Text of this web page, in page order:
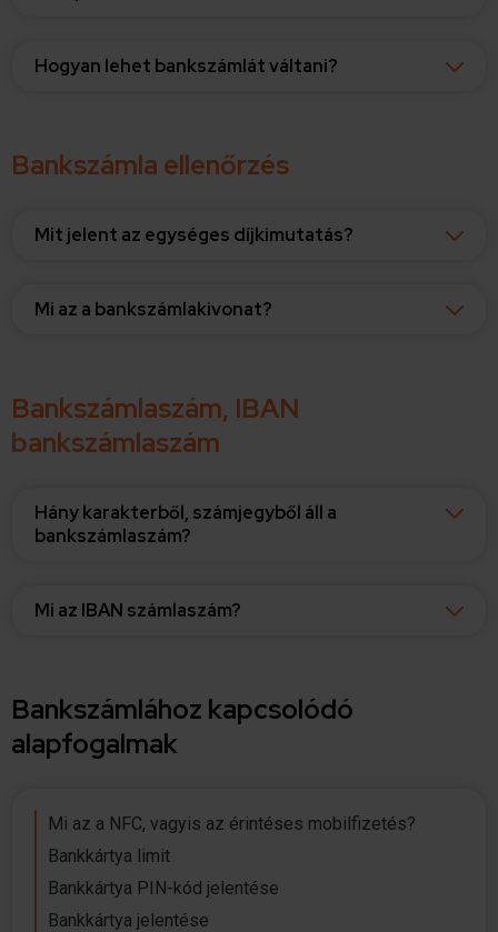
Hogyan lehet bankszámlát váltani?
Bankszámla ellenőrzés
Mit jelent az egységes díjkimutatás?
Mi az a bankszámlakivonat?
Bankszámlaszám, IBAN
bankszámlaszám
Hány karakterből, számjegyből áll a
bankszámlaszám?
Mi az IBAN számlaszám?
Bankszámlához kapcsolódó
alapfogalmak
Mi az a NFC, vagyis az érintéses mobilfizetés?
Bankkártya limit
Bankkártya PIN-kód jelentése
Bankkártya jelentése